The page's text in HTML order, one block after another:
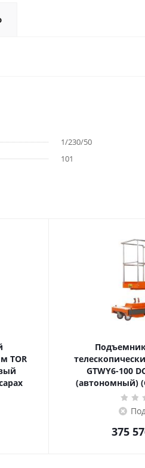
1/230/50
101
телескопический 125
GTWY6-100
(автономный)
375